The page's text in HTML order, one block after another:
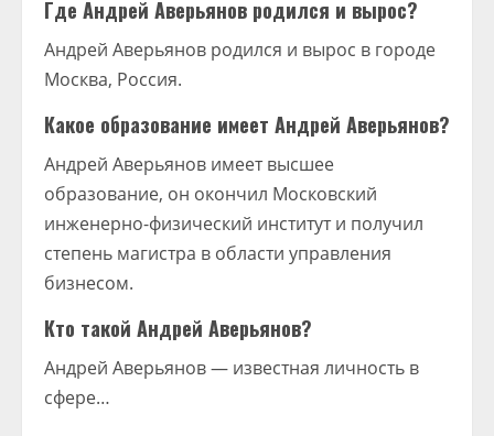
Где Андрей Аверьянов родился и вырос?
Андрей Аверьянов родился и вырос в городе
Москва, Россия.
Какое образование имеет Андрей Аверьянов?
Андрей Аверьянов имеет высшее
образование, он окончил Московский
инженерно-физический институт и получил
степень магистра в области управления
бизнесом.
Кто такой Андрей Аверьянов?
Андрей Аверьянов — известная личность в
сфере…